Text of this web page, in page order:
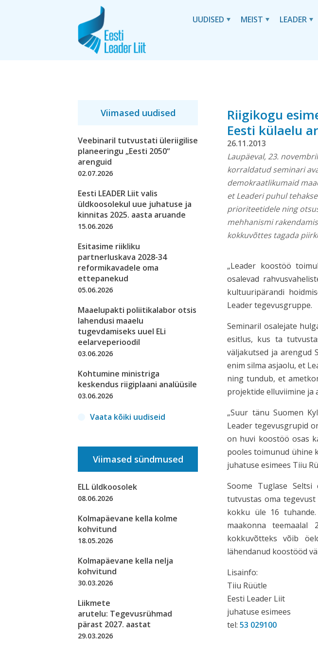
UUDISED MEIST LEADER
Viimased uudised
Veebinaril tutvustati üleriigilise
planeeringu „Eesti 2050“
arenguid
02.07.2026
Eesti LEADER Liit valis
üldkoosolekul uue juhatuse ja
kinnitas 2025. aasta aruande
15.06.2026
Esitasime riikliku
partnerluskava 2028-34
reformikavadele oma
ettepanekud
05.06.2026
Maaelupakti poliitikalabor otsis
lahendusi maaelu
tugevdamiseks uuel ELi
eelarveperioodil
03.06.2026
Kohtumine ministriga
keskendus riigiplaani analüüsile
03.06.2026
Vaata kõiki uudiseid
Viimased sündmused
ELL üldkoosolek
08.06.2026
Kolmapäevane kella kolme
kohvitund
18.05.2026
Kolmapäevane kella nelja
kohvitund
30.03.2026
Liikmete
arutelu: Tegevusrühmad
pärast 2027. aastat
29.03.2026
Riigikogu
Eesti külaelu
26.11.2013
Laupäeval, 23.
korraldatud seminari
demokraatlikumaid
et Leaderi puhul
prioriteetidele ning
mehhanismi
kokkuvõttes tagada
„Leader koostöö
osalevad
kultuuripärandi
Leader tegevusgruppe.
Seminaril osalejate
esitlus, kus ta
väljakutsed ja arengud
enim silma asjaolu, et
ning tundub, et
projektide elluviimine ja
„Suur tänu Suomen
Leader tegevusgrupid
on huvi koostöö osas
pooles toimunud ühine
juhatuse esimees Tiiu
Soome Tuglase
tutvustas oma
kokku üle 16
maakonna
kokkuvõtteks võib
lähendanud koostööd
Lisainfo:
Tiiu Rüütle
Eesti Leader Liit
juhatuse esimees
tel:53 029100